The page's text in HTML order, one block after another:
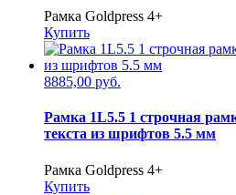
Рамка Goldpress 4+
Купить
8885,00 руб.
Рамка 1L5.5 1 строчная
текста из шрифтов 5.5 мм
Рамка Goldpress 4+
Купить